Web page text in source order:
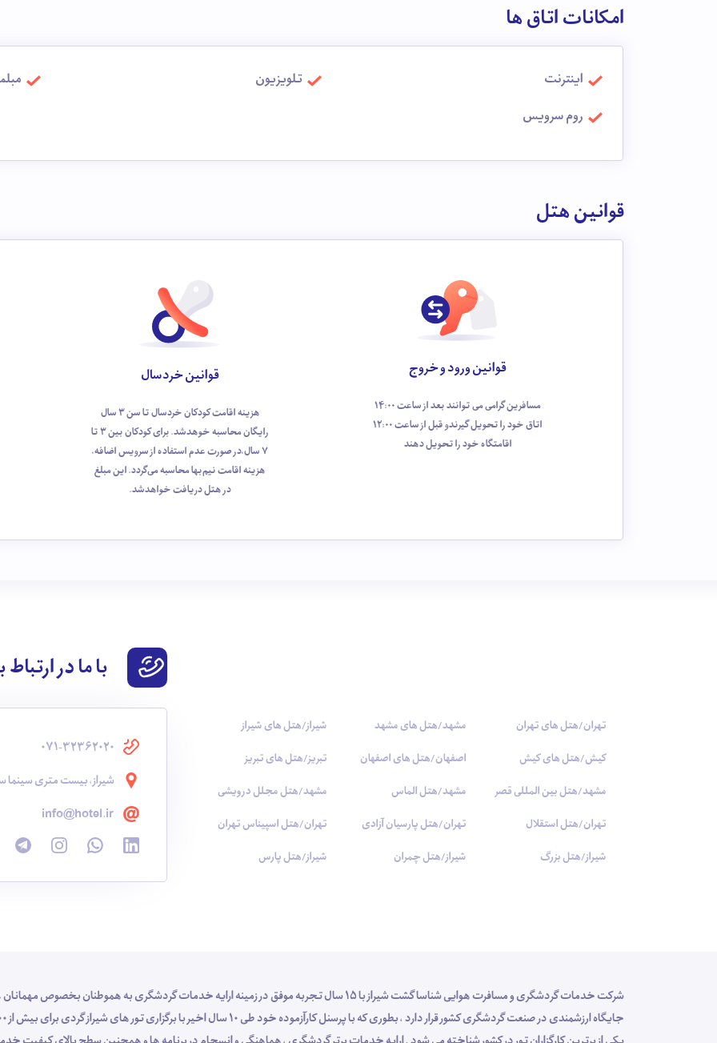
امکانات اتاق ها
اینترنت تلویزیون
روم سرویس
قوانین هتل
قوانین ورود و خروج
مسافرین گرامی می توانند بعد از ساعت 14:00
اتاق خود را تحویل گیرندو قبل از ساعت 12:00
اقامتگاه خود را تحویل دهند
قوانین خردسال
هزینه اقامت کودکان خردسال تا سن 3 سال
رایگان محاسبه خوهد‌شد. برای کودکان بین 3 تا
7 سال،در صورت عدم استفاده از سرویس اضافه،
هزینه اقامت نیم‌بها محاسبه می‌گردد. این مبلغ
در هتل دریافت خواهدشد.
تهران/هتل های تهران
کیش/هتل های کیش
مشهد/هتل بین المللی قصر
تهران/هتل استقلال
شیراز/هتل بزرگ
مشهد/هتل های مشهد
اصفهان/هتل های اصفهان
مشهد/هتل الماس
تهران/هتل پارسیان آزادی
شیراز/هتل چمران
شیراز/هتل های شیراز
تبریز/هتل های تبریز
مشهد/هتل مجلل درویشی
تهران/هتل اسپیناس تهران
شیراز/هتل پارس
با ما در
071-32362020
شیراز، بیست متری سینما
info@hotel.ir
شرکت خدمات گردشگری و مسافرت هوایی شناسا گشت شیراز با 15 سال تجربه موفق در زمینه ارایه خدمات گردشگری به هموطنان